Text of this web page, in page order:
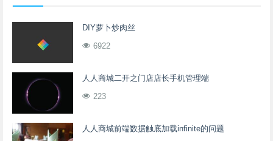
DIY萝卜炒肉丝
6922
人人商城二开之门店店长手机管理端
223
人人商城前端数据触底加载infinite的问题